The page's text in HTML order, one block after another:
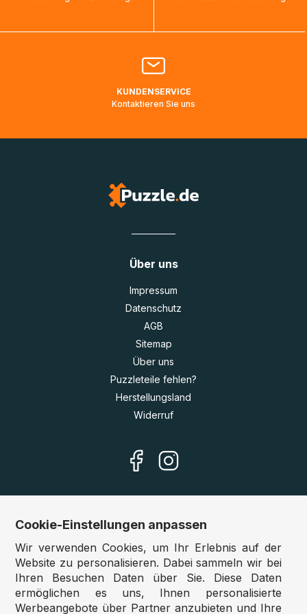
bearbeitet werden.
Bitte kontaktieren Sie denKundenservicefalls Ihr Paket
Lieferadressen in Deutschland oder Europa mehrere Tage
KUNDENSERVICE
Kontaktieren Sie uns
Über uns
Impressum
Datenschutz
AGB
Sitemap
Über uns
Puzzleteile fehlen?
Herstellungsland
Widerruf
Unsere Shops
Deutschland:www.puzzle.de
Österreich:
www.puzzle.at
Belgien:www.puzzle.be
Cookie-Einstellungen anpassen
Wir verwenden Cookies, um Ihr Erlebnis auf der
Website zu personalisieren. Dabei sammeln wir bei
Ihren Besuchen Daten über Sie. Diese Daten
ermöglichen es uns, Ihnen personalisierte
Werbeangebote über Partner anzubieten und Ihre